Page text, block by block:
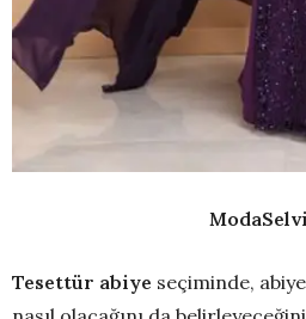
Tesettür abiye seçiminde,